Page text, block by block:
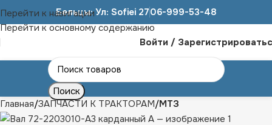
Перейти к навигации
Перейти к основному содержанию
Бельцы: Ул: Sofiei 2706-999-53-48
Войти /
Поиск
Главная ЗАПЧАСТИ К ТРАКТОРАМ МТЗ